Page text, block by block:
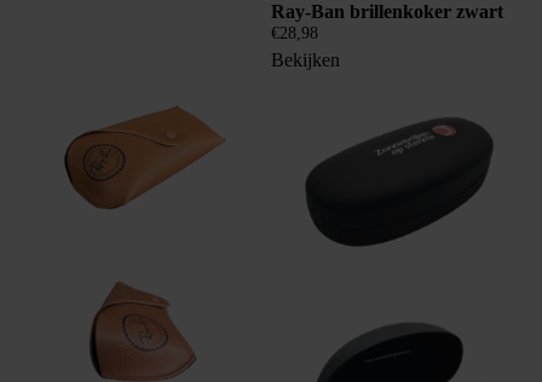
Ray-Ban brillenkoker zwart
€28,98
Bekijken